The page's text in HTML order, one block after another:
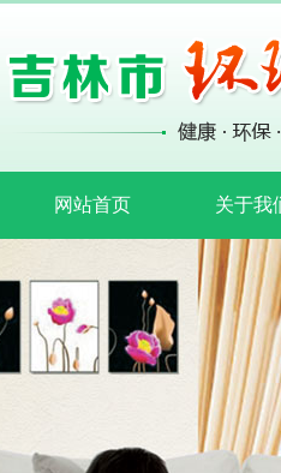
网站首页 关于我